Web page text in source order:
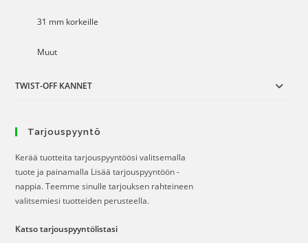
31 mm korkeille
Muut
TWIST-OFF KANNET
Tarjouspyyntö
Kerää tuotteita tarjouspyyntöösi valitsemalla
tuote ja painamalla Lisää tarjouspyyntöön -
nappia. Teemme sinulle tarjouksen rahteineen
valitsemiesi tuotteiden perusteella.
Katso tarjouspyyntölistasi